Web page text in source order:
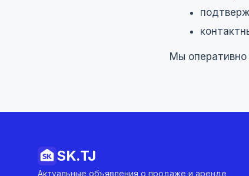
Мы
SK.TJ
Актуальные объявления о продаже и аренде